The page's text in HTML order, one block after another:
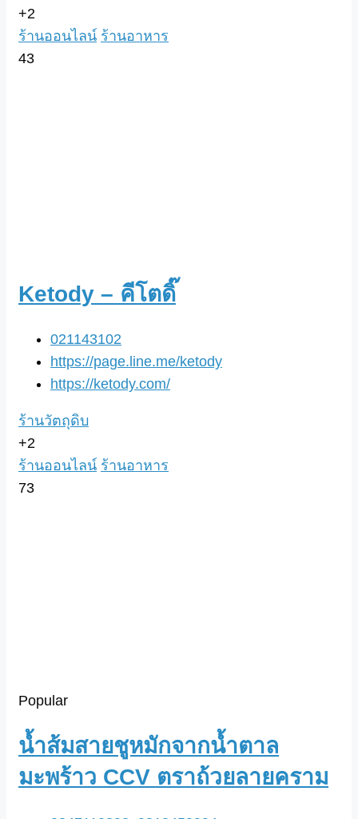
+2
ร้านออนไลน์ ร้านอาหาร
43
Ketody – คีโตดิ๊
021143102
https://page.line.me/ketody
https://ketody.com/
ร้านวัตถุดิบ
+2
ร้านออนไลน์ ร้านอาหาร
73
Popular
น้ำส้มสายชูหมักจากน้ำตาล
มะพร้าว CCV ตราถ้วยลายคราม